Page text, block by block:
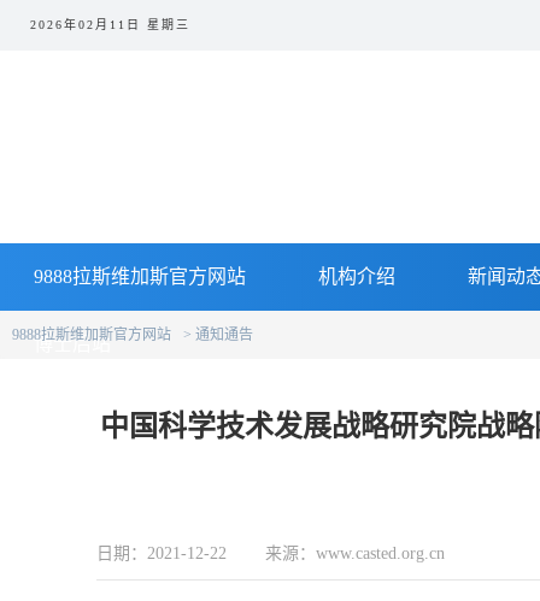
2026年02月11日 星期三
9888拉斯维加斯官方网站 机构介绍 新闻动
博士后站
9888拉斯维加斯官方网站 通知通告
中国科学技术发展战略研究院战
日期：2021-12-22 来源：www.casted.org.cn